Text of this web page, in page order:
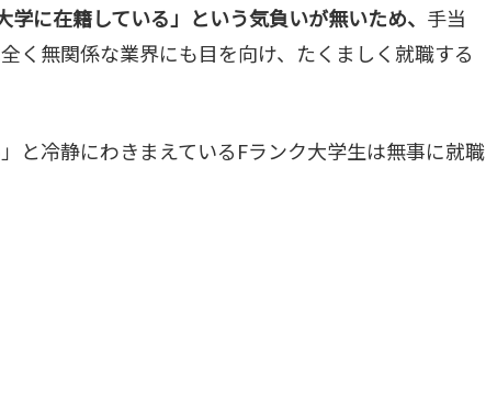
に在籍している」という気負いが無いため、 手当
く無関係な業界にも目を向け、たくましく就職する
と冷静にわきまえているFランク大学生は無事に就職